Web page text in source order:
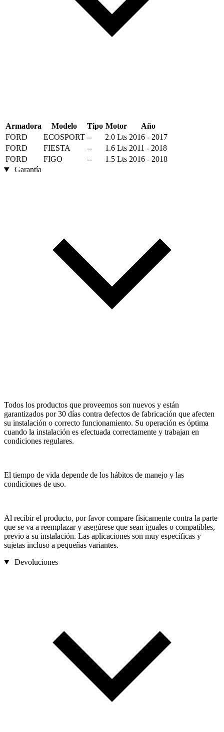
Armadora Modelo Tipo Motor
Año
FORD
ECOSPORT -- 2.0 Lts 2016 - 2017
FORD
FIESTA -- 1.6 Lts 2011 - 2018
FORD
FIGO -- 1.5 Lts 2016 - 2018
Garantía
Todos los productos que proveemos son nuevos y están
garantizados por 30 días contra defectos de fabricación que afecten
su instalación o correcto funcionamiento. Su operación es óptima
cuando la instalación es efectuada correctamente y trabajan en
condiciones regulares.
El tiempo de vida depende de los hábitos de manejo y las
condiciones de uso.
Al recibir el producto, por favor compare físicamente contra la parte
que se va a reemplazar y asegúrese que sean iguales o compatibles,
previo a su instalación. Las aplicaciones son muy específicas y
sujetas incluso a pequeñas variantes.
Devoluciones